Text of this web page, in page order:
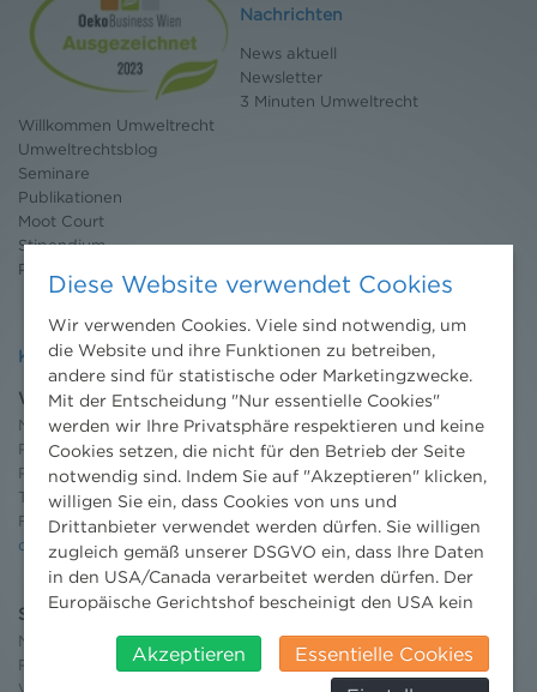
Nachrichten
News aktuell
Newsletter
3 Minuten Umweltrecht
Willkommen Umweltrecht
Umweltrechtsblog
Seminare
Publikationen
Moot Court
Stipendium
Pressebereich
Kontakt
Wien
Niederhuber & Partner
Rechtsanwälte GmbH
Reisnerstraße 53, 1030 Wien
T:
+43 1 513 21 24-0
F: +43 1 513 21 24-300
office@nhp.eu
Salzburg
Niederhuber & Partner
Rechtsanwälte GmbH
Wilhelm-Spazier-Straße 2a
Diese Website verwendet Cookies
Wir verwenden Cookies. Viele sind notwendig, um
die Website und ihre Funktionen zu betreiben,
andere sind für statistische oder Marketingzwecke.
Mit der Entscheidung "Nur essentielle Cookies"
werden wir Ihre Privatsphäre respektieren und keine
Cookies setzen, die nicht für den Betrieb der Seite
notwendig sind. Indem Sie auf "Akzeptieren" klicken,
willigen Sie ein, dass Cookies von uns und
Drittanbieter verwendet werden dürfen. Sie willigen
zugleich gemäß unserer DSGVO ein, dass Ihre Daten
in den USA/Canada verarbeitet werden dürfen. Der
Europäische Gerichtshof bescheinigt den USA kein
insbesondere das Risiko, dass ihre Daten durch US-
Behörden, zu Kontroll- und zu
Akzeptieren
Essentielle Cookies